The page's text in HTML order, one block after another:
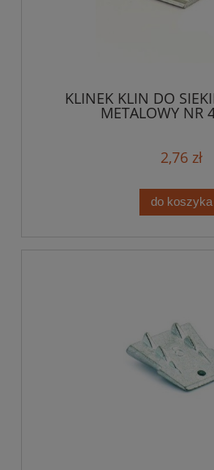
KLINEK KLIN DO
METALOWY NR
2,76 zł
do koszyka